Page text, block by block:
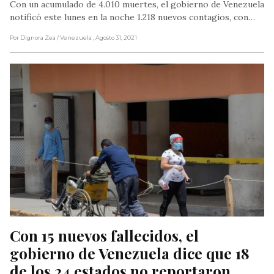
Con un acumulado de 4.010 muertes, el gobierno de Venezuela
notificó este lunes en la noche 1.218 nuevos contagios, con…
Por Dignora Zea / Venezuela , Agosto 31, 2021
Con 15 nuevos fallecidos, el
gobierno de Venezuela dice que 18